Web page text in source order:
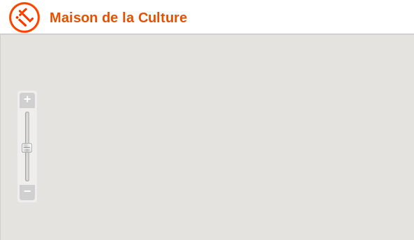
Maison de la Culture
+
−